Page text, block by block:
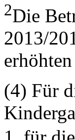
2Die
2013/
(4) Für